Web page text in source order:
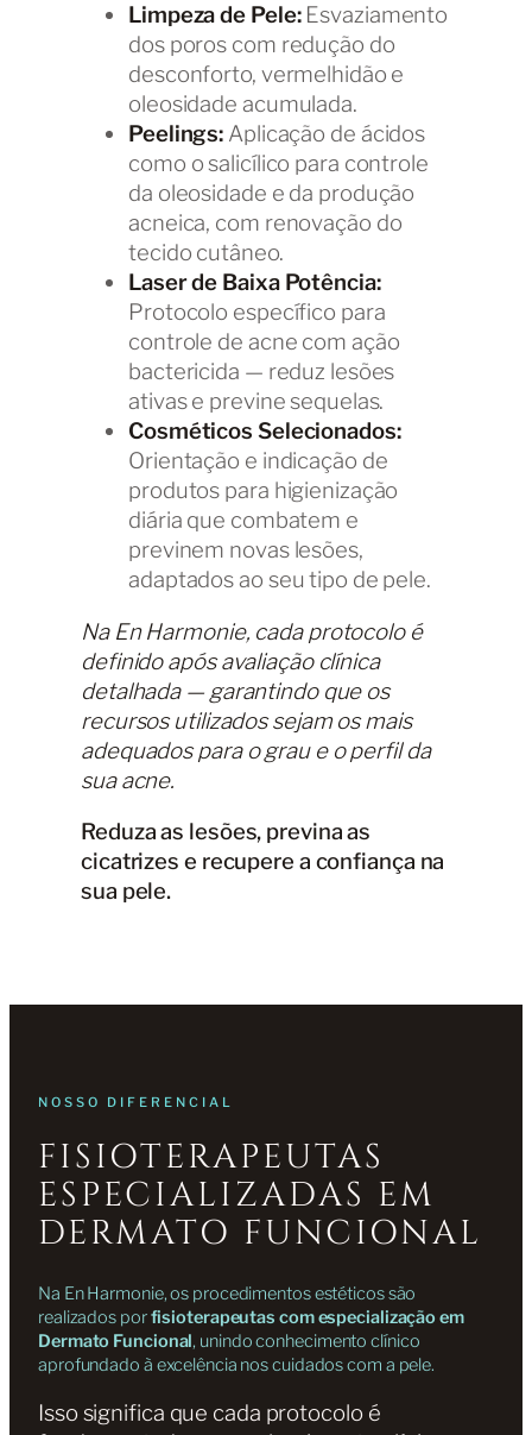
Limpeza de Pele:Esvaziamento
dos poros com redução do
desconforto, vermelhidão e
oleosidade acumulada.
Peelings: Aplicação de ácidos
como o salicílico para controle
da oleosidade e da produção
acneica, com renovação do
tecido cutâneo.
Laser de Baixa Potência:
Protocolo específico para
controle de acne com ação
bactericida — reduz lesões
ativas e previne sequelas.
Cosméticos Selecionados:
Orientação e indicação de
produtos para higienização
diária que combatem e
previnem novas lesões,
adaptados ao seu tipo de pele.
Na En Harmonie, cada protocolo é
definido após avaliação clínica
detalhada — garantindo que os
recursos utilizados sejam os mais
adequados para o grau e o perfil da
sua acne.
Reduza as lesões, previna as
cicatrizes e recupere a confiança na
sua pele.
NOSSO DIFERENCIAL
FISIOTERAPEUTAS
ESPECIALIZADAS EM
DERMATO FUNCIONAL
Na En Harmonie, os procedimentos estéticos são
realizados porfisioterapeutas com especialização em
Dermato Funcional, unindo conhecimento clínico
aprofundado à excelência nos cuidados com a pele.
Isso significa que cada protocolo é